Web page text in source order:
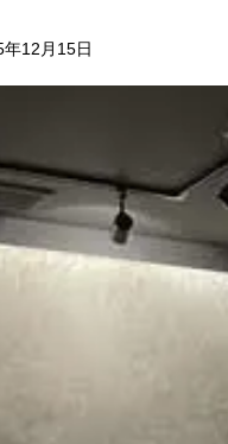
年12月15日